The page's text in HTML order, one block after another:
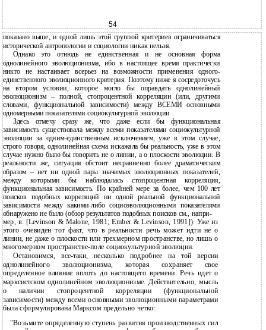
54
показано выше, и одной лишь этой группой критериев ограничиваться
исторической антропологии и социологии никак нельзя.
Однако это отнюдь не единственная и не основная форма
однолинейного эволюционизма, ибо в настоящее время практически
никто не настаивает всерьез на возможности применения одного-
единственного эволюционного критерия. Поэтому ниже я сосредоточусь
на втором условии, которое могло бы оправдать однолинейный
эволюционизм – полной, стопроцентной корреляции (или, другими
словами, функциональной зависимости) между ВСЕМИ основными
одномерными показателями социокультурной эволюции
Здесь отмечу сразу же, что даже если бы функциональная
зависимость существовала между всеми показателями социокультурной
эволюции за одним-единственным исключением, уже в этом случае,
строго говоря, однолинейная схема искажала бы реальность, уже в этом
случае нужно было бы говорить не о линии, а о плоскости эволюции. В
реальности же, ситуация обстоит несравненно более драматическим
образом – нет ни одной пары значимых эволюционных показателей,
между которыми бы наблюдалась стопроцентная корреляция,
функциональная зависимость. По крайней мере за более, чем 100 лет
поисков подобных корреляций ни одной реальной функциональной
зависимости между какими-либо социоэволюционными показателями
обнаружено не было (обзор результатов подобных поисков см., напри-
мер, в: [Levinson & Malone, 1981; Ember & Levinson, 1991]). Уже из
этого очевиден тот факт, что в реальности речь может идти не о
линии, не даже о плоскости или трехмерном пространстве, но лишь о
многомерном пространстве-поле социокультурной эволюции.
Остановимся, все-таки, несколько подробнее на той версии
однолинейного эволюционизма, которая сохраняет свое
определенное влияние вплоть до настоящего времени. Речь идет о
марксистском однолинейном эволюционизме. Действительно, мысль
о наличии стопроцентной корреляции (функциональной
зависимости) между всеми основными эволюционными параметрами
была сформулирована Марксом предельно четко:
"Возьмите определенную ступень развития производственных сил